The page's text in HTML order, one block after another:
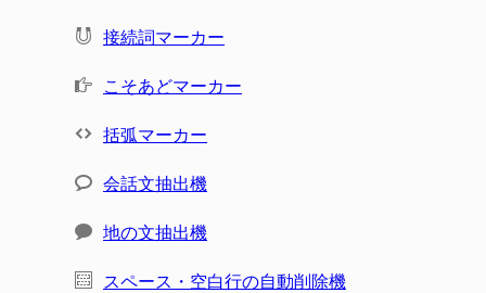
接続詞マーカー
こそあどマーカー
括弧マーカー
会話文抽出機
地の文抽出機
スペース・空白行の自動削除機